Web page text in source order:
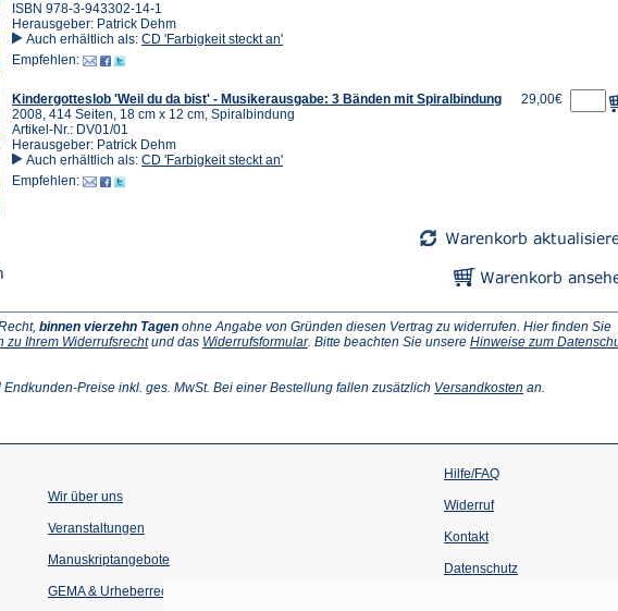
ISBN 978-3-943302-14-1
Herausgeber: Patrick Dehm
Auch erhältlich als: CD 'Farbigkeit steckt an'
Empfehlen:
Kindergotteslob 'Weil du da bist' - Musikerausgabe: 3 Bänden mit Spiralbindung
2008, 414 Seiten, 18 cm x 12 cm, Spiralbindung
Artikel-Nr.: DV01/01
Herausgeber: Patrick Dehm
Auch erhältlich als: CD 'Farbigkeit steckt an'
Empfehlen:
29,00€
binnen vierzehn Tagen ohne Angabe von Gründen diesen Vertrag zu widerrufen. Hier finden Sie
zu Ihrem Widerrufsrecht(Öffnet
neuen
und das Widerrufsformular(Öffnet
neuen
. Bitte beachten Sie unsere Hinweise zum
Preise inkl. ges. MwSt. Bei einer Bestellung fallen zusätzlich Versandkosten (Öffnet
Tab)
an.
Wir über uns
Veranstaltungen
einem
Tab)
Manuskriptangebote
GEMA & Urheberrecht
Hilfe/FAQ
Widerruf
Kontakt
Datenschutz